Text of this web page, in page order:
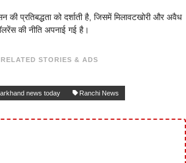
की प्रतिबद्धता को दर्शाती है, जिसमें मिलावटखोरी और अवैध
की नीति अपनाई गई है।
RELATED STORIES & ADS
news today Ranchi News